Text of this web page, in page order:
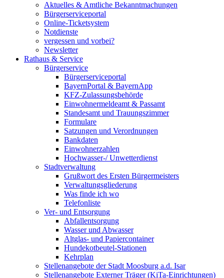
Aktuelles & Amtliche Bekanntmachungen
Bürgerserviceportal
Online-Ticketsystem
Notdienste
vergessen und vorbei?
Newsletter
Rathaus & Service
Bürgerservice
Bürgerserviceportal
BayernPortal & BayernApp
KFZ-Zulassungsbehörde
Einwohnermeldeamt & Passamt
Standesamt und Trauungszimmer
Formulare
Satzungen und Verordnungen
Bankdaten
Einwohnerzahlen
Hochwasser-/ Unwetterdienst
Stadtverwaltung
Grußwort des Ersten Bürgermeisters
Verwaltungsgliederung
Was finde ich wo
Telefonliste
Ver- und Entsorgung
Abfallentsorgung
Wasser und Abwasser
Altglas- und Papiercontainer
Hundekotbeutel-Stationen
Kehrplan
Stellenangebote der Stadt Moosburg a.d. Isar
Stellenangebote Externer Träger (KiTa-Einrichtungen)